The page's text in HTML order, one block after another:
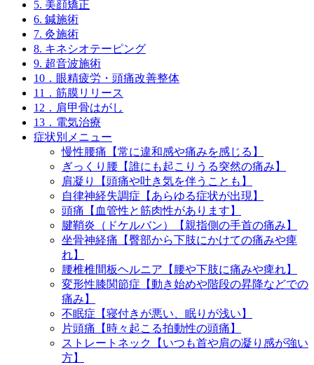
5. 美顔矯正
6. 鍼施術
7. 灸施術
8. キネシオテーピング
9. 超音波施術
10．眼精疲労・頭痛改善整体
11．筋膜リリース
12．肩甲骨はがし
13．電気治療
症状別メニュー
慢性腰痛【常に違和感や痛みを感じる】
ぎっくり腰【誰にも起こりうる突然の痛み】
肩凝り【頭痛や吐き気を伴うことも】
自律神経失調症【あらゆる症状が出現】
頭痛【血管性と筋肉性があります】
腱鞘炎（ドケルバン）【親指側の手首の痛み】
坐骨神経痛【臀部から下肢にかけての痛みや痺
れ】
腰椎椎間板ヘルニア【腰や下肢に痛みや痺れ】
変形性膝関節症【動き始めや階段の昇降などでの
痛み】
不眠症【寝付きが悪い、眠りが浅い】
片頭痛【時々起こる拍動性の頭痛】
ストレートネック【いつも首や肩の凝り感が強い
方】